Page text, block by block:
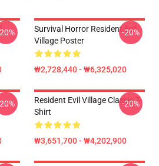
Survival Horror Resident Evil
Village Poster
₩2,728,440 - ₩6,325,020
-20%
Resident Evil Village Classic T-
Shirt
₩3,651,700 - ₩4,202,900
-20%